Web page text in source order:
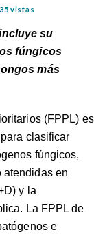
vistas
su
fúngicos
más
(FPPL) es
clasificar
fúngicos,
atendidas en
y la
La FPPL de
e